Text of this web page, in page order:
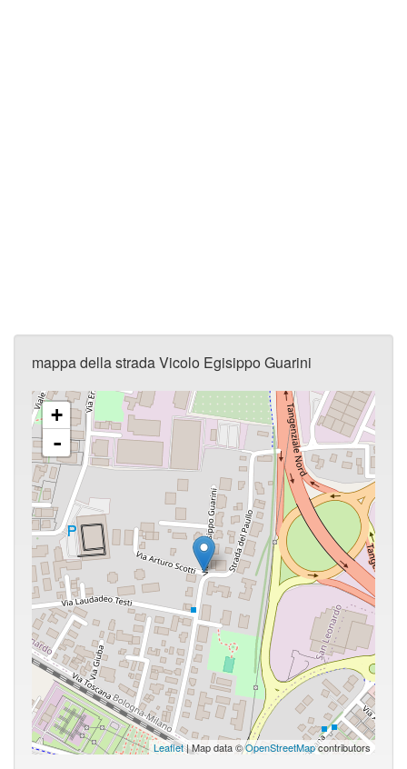
mappa della strada Vicolo Egisippo Guarini
+
-
Leaflet| Map data ©OpenStreetMapcontributors